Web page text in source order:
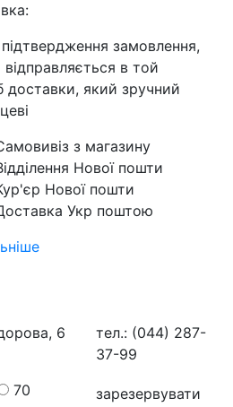
підтвердження замовлення,
в той
доставки, який зручний
з магазину
Нової пошти
Нової пошти
Укр поштою
6
тел.: (044) 287-
37-99
70 зарезервувати